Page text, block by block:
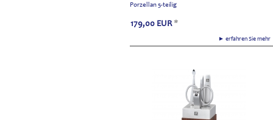
Porzellan 5-teilig
► erfahren Sie
179,00 EUR *